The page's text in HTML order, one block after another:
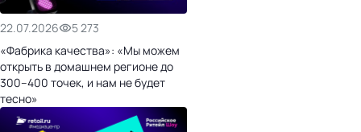
22.07.2026
5 273
«Фабрика качества»: «Мы можем
открыть в домашнем регионе до
300–400 точек, и нам не будет
тесно»